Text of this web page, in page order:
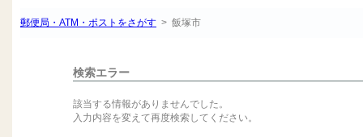
郵便局・ATM・ポストをさがす > 飯塚市
検索エラー
該当する情報がありませんでした。
入力内容を変えて再度検索してください。